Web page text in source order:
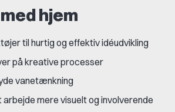
hjem
til hurtig og effektiv idéudvikling
på kreative processer
vanetænkning
arbejde mere visuelt og involverende